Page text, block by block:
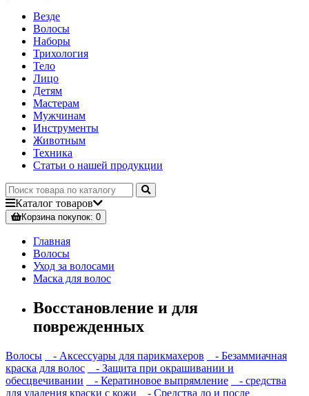
Везде
Волосы
Наборы
Трихология
Тело
Лицо
Детям
Мастерам
Мужчинам
Инструменты
Животным
Техника
Статьи о нашей продукции
Каталог товаров
Корзинапокупок: 0
Главная
Волосы
Уход за волосами
Маска для волос
Восстановление и для
поврежденных
Волосы - Аксессуары для парикмахеров
- Безаммиачная
краска для волос
- Защита при окрашивании и
обесцвечивании
- Кератиновое выпрямление
- средства
для удаления краски с кожи
- Средства до и после